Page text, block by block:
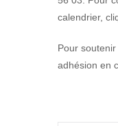
calendrier,
Pour
adhésion en